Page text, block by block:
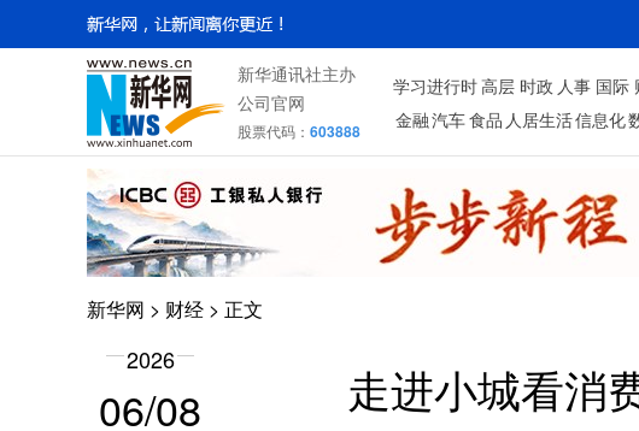
新华通讯社主办
公司官网
股票代码： 603888
学习进行时 高层 时政 人事 国际
金融 汽车 食品 人居生活信息化
新华网 > 财经 > 正文
2026
06/08 走进小城看消